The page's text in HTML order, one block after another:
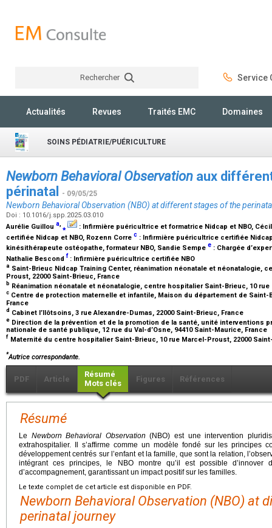
Rechercher Service
Actualités Revues Traités EMC Domaines
SOINS PÉDIATRIE/PUÉRICULTURE
Newborn Behavioral Observation aux
périnatal
- 09/05/25
Newborn Behavioral Observation (NBO) at different stages of the
Doi : 10.1016/j.spp.2025.03.010
Aurélie Guillou a,⁎ : Infirmière puéricultrice et formatrice Nidcap et NBO,
certifiée Nidcap et NBO, Rozenn Corre c : Infirmière puéricultrice certifiée Nidcap
kinésithérapeute ostéopathe, formateur NBO, Sandie Sempe e : Chargée
Nathalie Bescond f : Infirmière puéricultrice certifiée NBO
a Saint-Brieuc Nidcap Training Center, réanimation néonatale et néonatalogie,
Proust, 22000 Saint-Brieuc, France
b Réanimation néonatale et néonatalogie, centre hospitalier Saint-Brieuc, 10
c Centre de protection maternelle et infantile, Maison du département de Saint-
France
d Cabinet l’Ilôtsoins, 3 rue Alexandre-Dumas, 22000 Saint-Brieuc, France
e Direction de la prévention et de la promotion de la santé, unité interventions
nationale de santé publique, 12 rue du Val-d’Osne, 94410 Saint-Maurice, France
f Maternité du centre hospitalier Saint-Brieuc, 10 rue Marcel-Proust, 22000
*Autrice correspondante.
PDF Article
Résumé
Mots clés
Figures Références
Résumé
Le Newborn Behavioral Observation (NBO) est une intervention
extrahospitalier. Il s’affirme comme un modèle fondé sur les principes
développement centrés sur l’enfant et la famille, que sont la relation,
intégrant ces principes, le NBO montre qu’il est possible d’innover
d’accompagnement, garantissant un impact positif sur les familles.
Le texte complet de cet article est disponible en PDF.
Newborn Behavioral Observation (NBO) at
perinatal journey